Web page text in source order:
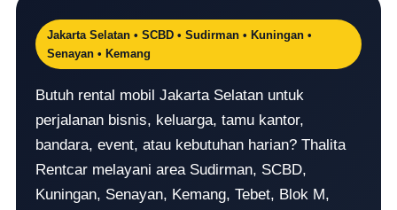
Jakarta Selatan • SCBD • Sudirman • Kuningan •
Senayan • Kemang
Butuh rental mobil Jakarta Selatan untuk
perjalanan bisnis, keluarga, tamu kantor,
bandara, event, atau kebutuhan harian? Thalita
Rentcar melayani area Sudirman, SCBD,
Kuningan, Senayan, Kemang, Tebet, Blok M,